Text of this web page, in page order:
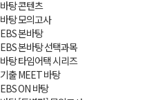
바탕 콘텐츠
바탕 모의고사
EBS 본바탕
EBS 본바탕 선택과목
바탕 타임어택 시리즈
기출 MEET 바탕
EBS ON 바탕